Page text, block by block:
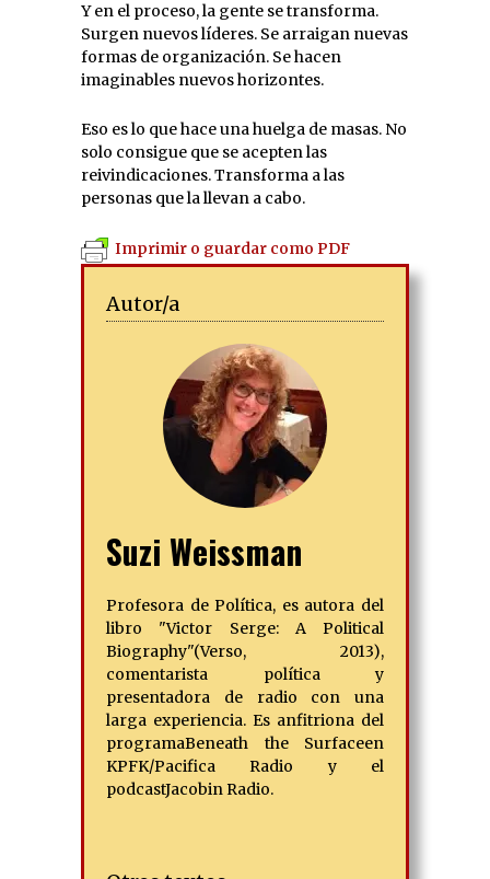
Y en el proceso, la gente se transforma.
Surgen nuevos líderes. Se arraigan nuevas
formas de organización. Se hacen
imaginables nuevos horizontes.
Eso es lo que hace una huelga de masas. No
solo consigue que se acepten las
reivindicaciones. Transforma a las
personas que la llevan a cabo.
Imprimir o guardar como PDF
Autor/a
Suzi Weissman
Profesora de Política, es autora del
libro "Victor Serge: A Political
Biography"(Verso, 2013),
comentarista política y
presentadora de radio con una
larga experiencia. Es anfitriona del
programaBeneath the Surfaceen
KPFK/Pacifica Radio y el
podcastJacobin Radio.